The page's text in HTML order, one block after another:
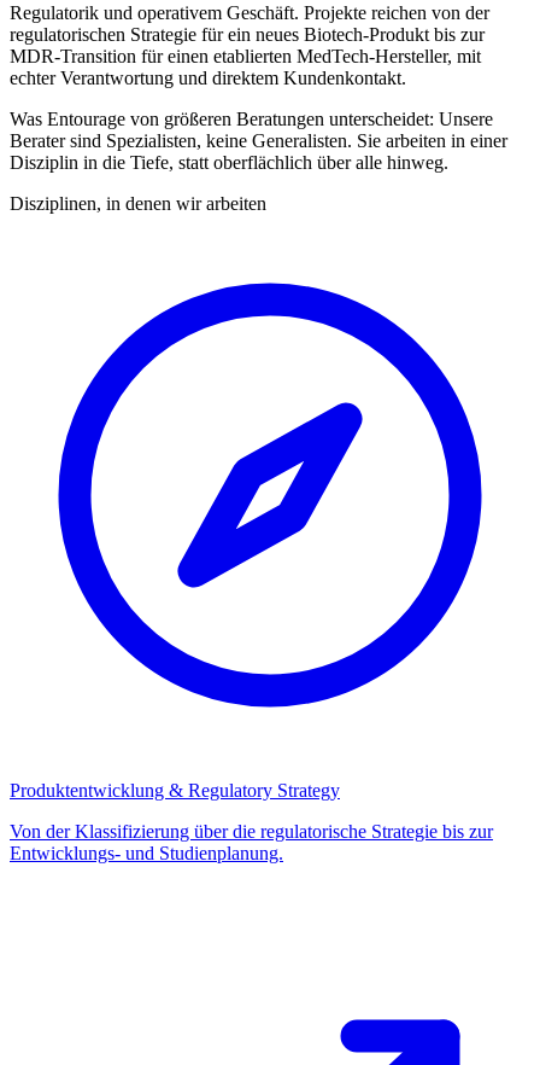
Regulatorik und operativem Geschäft. Projekte reichen von der
regulatorischen Strategie für ein neues Biotech-Produkt bis zur
MDR-Transition für einen etablierten MedTech-Hersteller, mit
echter Verantwortung und direktem Kundenkontakt.
Was Entourage von größeren Beratungen unterscheidet: Unsere
Berater sind Spezialisten, keine Generalisten. Sie arbeiten in einer
Disziplin in die Tiefe, statt oberflächlich über alle hinweg.
Disziplinen, in denen wir arbeiten
Produktentwicklung & Regulatory Strategy
Von der Klassifizierung über die regulatorische Strategie bis zur
Entwicklungs- und Studienplanung.